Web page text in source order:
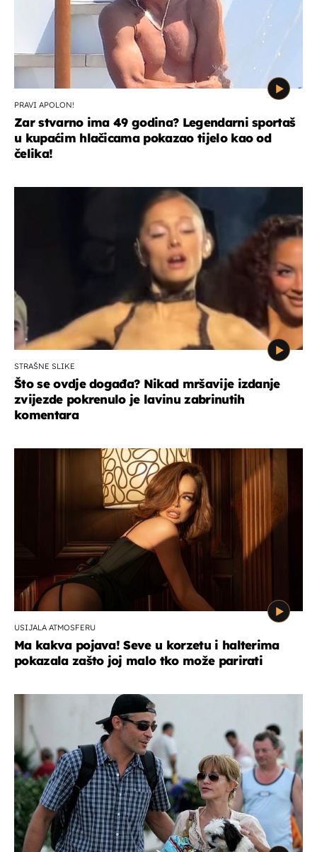
PRAVI APOLON!
Zar stvarno ima 49 godina? Legendarni sportaš
u kupaćim hlačicama pokazao tijelo kao od
čelika!
STRAŠNE SLIKE
Što se ovdje događa? Nikad mršavije izdanje
zvijezde pokrenulo je lavinu zabrinutih
komentara
USIJALA ATMOSFERU
Ma kakva pojava! Seve u korzetu i halterima
pokazala zašto joj malo tko može parirati